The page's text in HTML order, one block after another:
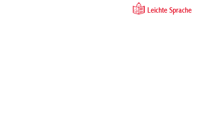
Leichte Sprache